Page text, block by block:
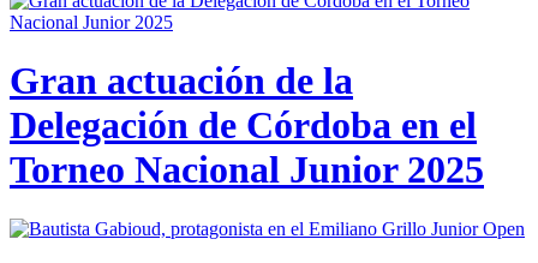
Gran actuación de la
Delegación de Córdoba en el
Torneo Nacional Junior 2025